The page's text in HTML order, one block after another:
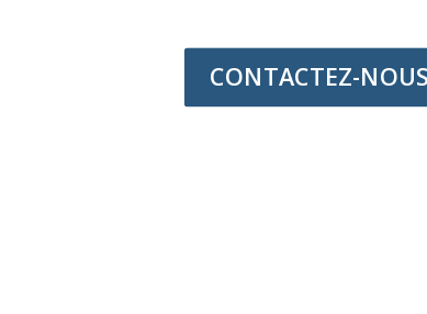
CONTACTEZ-NOUS